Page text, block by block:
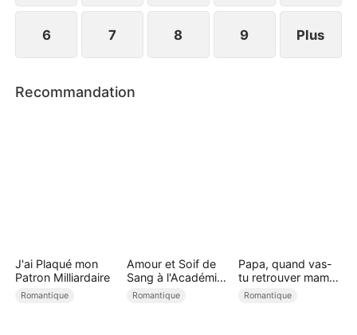
6 7 8 9 Plus
Recommandation
J'ai Plaqué mon
Patron Milliardaire
Romantique
Amour et Soif de
Sang à l'Académie
des Vampires
Romantique
Papa, quand vas-
tu retrouver maman
Romantique